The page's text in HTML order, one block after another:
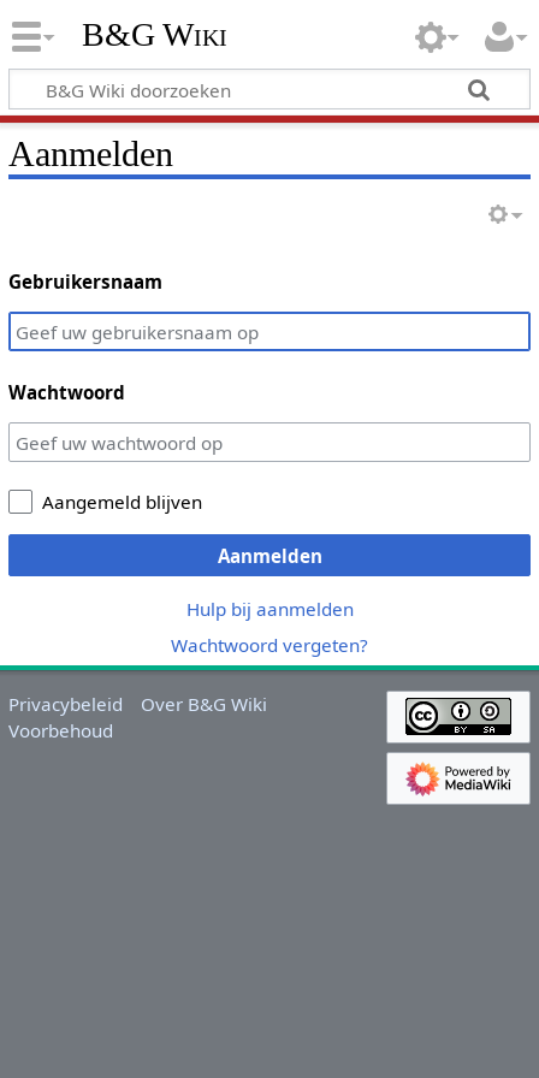
B&G Wiki
Aanmelden
Gebruikersnaam
Wachtwoord
Aangemeld blijven
Aanmelden
Hulp bij aanmelden
Wachtwoord vergeten?
Privacybeleid
Over B&G Wiki
Voorbehoud